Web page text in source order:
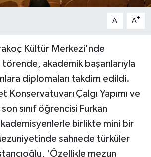
A- A+
Kültür Merkezi'nde
akademik başarılarıyla
diplomaları takdim edildi.
Konservatuvarı Çalgı Yapımı ve
sınıf öğrencisi Furkan
birlikte mini bir
sahnede türküler
'Özellikle mezun